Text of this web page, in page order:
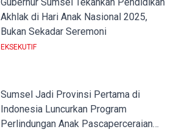
Akhlak di Hari Anak Nasional 2025,
Bukan Sekadar Seremoni
EKSEKUTIF
Sumsel Jadi Provinsi Pertama di
Indonesia Luncurkan Program
Perlindungan Anak Pascaperceraian